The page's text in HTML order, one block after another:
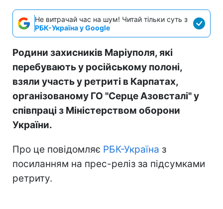
Не витрачай час на шум! Читай тільки суть з
РБК-Україна у Google
Родини захисників Маріуполя, які
перебувають у російському полоні,
взяли участь у ретриті в Карпатах,
організованому ГО "Серце Азовсталі" у
співпраці з Міністерством оборони
України.
Про це повідомляє РБК-Україна з
посиланням на прес-реліз за підсумками
ретриту.